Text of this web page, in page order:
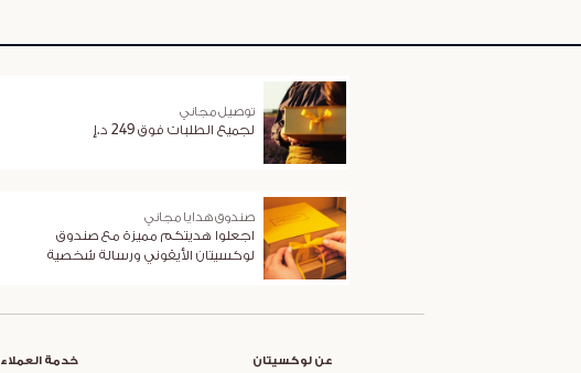
توصيل مجاني
لجميع الطلبات فوق 249 د.إ
صندوق هدايا مجاني
اجعلوا هديتكم مميزة مع صندوق
لوكسيتان الأيقوني ورسالة شخصية
عن لوكسيتان خدمة العملاء